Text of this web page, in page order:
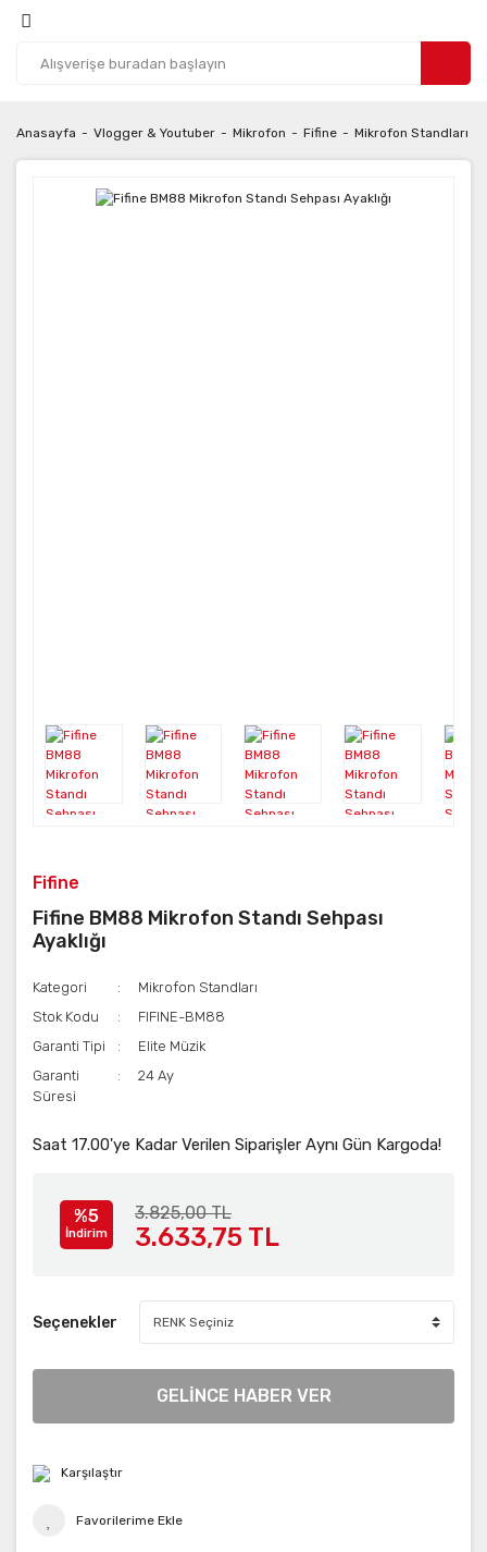
Anasayfa Vlogger & Youtuber Mikrofon Fifine Mikrofon Standları
Fifine
Fifine BM88 Mikrofon Standı Sehpası
Ayaklığı
Kategori
Mikrofon Standları
Stok Kodu
FIFINE-BM88
Garanti Tipi
Elite Müzik
Garanti
Süresi
24 Ay
Saat 17.00'ye Kadar Verilen Siparişler Aynı Gün Kargoda!
%5
İndirim
3.825,00 TL
3.633,75 TL
Seçenekler
GELİNCE HABER VER
Karşılaştır